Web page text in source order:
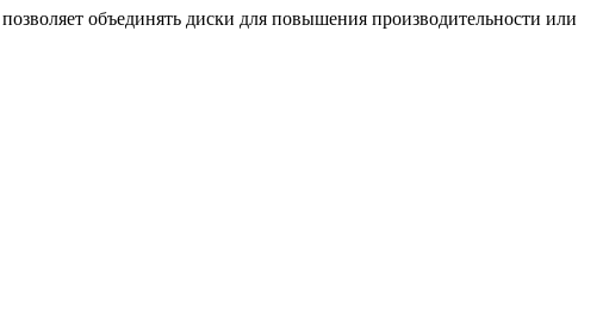
объединять диски для повышения производительности или